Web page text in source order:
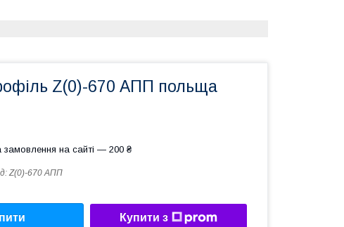
Z(0)-670 АПП польща
замовлення на сайті — 200 ₴
Z(0)-670 АПП
Купити з